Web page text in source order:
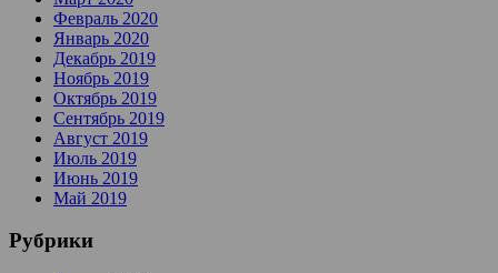
Февраль 2020
Январь 2020
Декабрь 2019
Ноябрь 2019
Октябрь 2019
Сентябрь 2019
Август 2019
Июль 2019
Июнь 2019
Май 2019
Рубрики